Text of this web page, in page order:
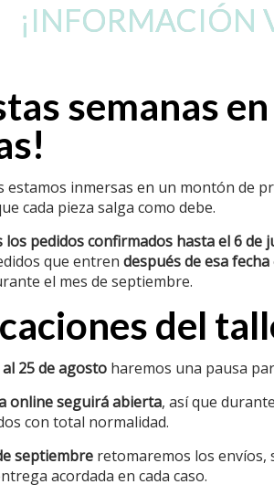
more
de interés
personalizados
¡INFORMACIÓN
semanas
estamos inmersas en un montón de
cada pieza salga como debe.
los pedidos confirmados hasta el 6 de
que entren después de esa fecha
el mes de septiembre.
del
25 de agostoharemos una pausa
online seguirá abierta, así que
con total normalidad.
septiembreretomaremos los envíos,
acordada en cada caso.